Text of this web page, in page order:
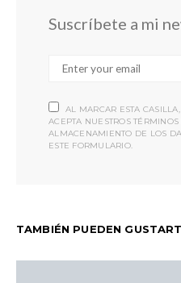
Suscríbete a mi
AL MARCAR ESTA
ACEPTA NUESTROS
ALMACENAMIENTO DE LOS
ESTE FORMULARIO.
TAMBIÉN PUEDEN